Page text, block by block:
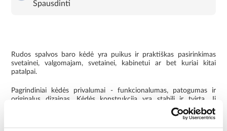
Spausdinti
Rudos spalvos baro kėdė yra puikus ir praktiškas pasirinkimas
svetainei, valgomajam, svetainei, kabinetui ar bet kuriai kitai
patalpai.
Pagrindiniai kėdės privalumai - funkcionalumas, patogumas ir
originalus dizainas. Kėdės konstrukcija yra stabili ir tvirta. Ji
pagaminta iš aukštos kokybės medžiagų. Kėdė turi patogią kojų